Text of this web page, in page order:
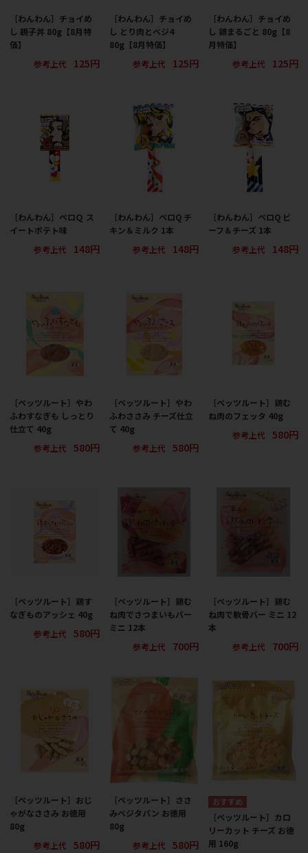
［わんわん］チョイめ
し 親子丼 80g【8月特
価】
参考上代
125円
［わんわん］チョイめ
し とり肉とベジ4
80g【8月特価】
参考上代
125円
［わんわん］チョイめ
し 鶏まるごと 80g【8
月特価】
参考上代
125円
［わんわん］ペロＱ ス
イートポテト味
参考上代
148円
［わんわん］ペロQ チ
キン＆ミルク 1本
参考上代
148円
［わんわん］ペロQ ビ
ーフ＆チーズ 1本
参考上代
148円
［ペッツルート］やわ
ふわすなぎも しっとり
仕立て 40g
参考上代
580円
［ペッツルート］やわ
ふわささみ チーズ仕立
て 40g
参考上代
580円
［ペッツルート］鶏む
ね肉のフェッタ 40g
参考上代
580円
［ペッツルート］鶏す
なぎものアッシェ 40g
参考上代
580円
［ペッツルート］鶏む
ね肉でさつまいもバー
ミニ 12本
参考上代
700円
［ペッツルート］鶏む
ね肉で軟骨バー ミニ 12
本
参考上代
700円
［ペッツルート］おじ
ゃがなささみ お徳用
80g
参考上代
580円
［ペッツルート］ささ
みベジタパン お徳用
80g
参考上代
580円
［ペッツルート］カロ
リーカット チーズ お徳
用 160g